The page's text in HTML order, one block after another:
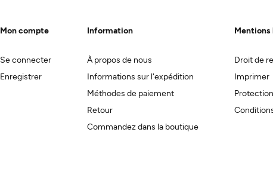
Mon compte
Se connecter
Enregistrer
Information
À propos de nous
Informations sur l'expédition
Méthodes de paiement
Retour
Commandez dans la boutique
Mentions
Droit de
Imprimer